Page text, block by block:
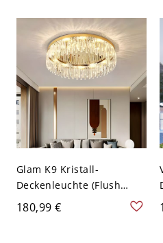
Glam K9 Kristall-
Deckenleuchte (Flush
Mount), runde
Edelstahlleuchte mit
180,99 €